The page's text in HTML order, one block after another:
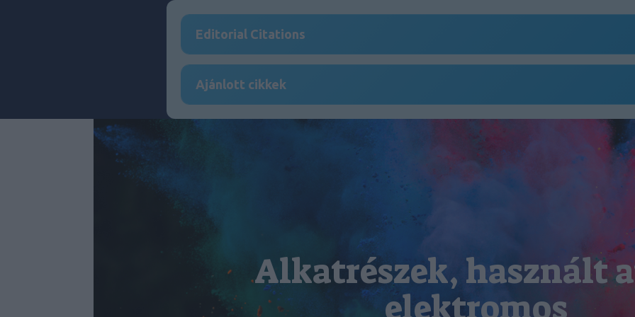
Editorial Citations
Ajánlott cikkek
Alkatrészek, használt